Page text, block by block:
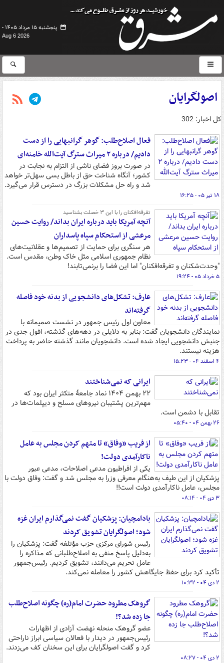
پنجشنبه ۱۵ مرداد ۱۴۰۵ -
Aug 6 2026
اصولگرایان
کل اخبار: 302
فعال اصلاح‌طلب: گوهر گرانبهایی را از دست
دادیم/ درباره ۲ میراث سترگ آیت‌الله خامنه‌ای
در صورت بروز فضای ناشی از التزام به نجابت در
کشور؛ آنگاه شناخت حق از باطل بسی سهل‌تر خواهد
شد و راه حل مشکلات بزرگ در دسترس قرار می‌گیرد.
۱۸ تیر ۰۵ - ۱۶:۲۵
تفرقه‌افکنان را با این ۳ خصلت بشناسید
آنچه آمریکا باید درباره ایران بداند/ روایت حسین
مرعشی از استحکام سپاه پاسداران
هر سنگری برای حمایت از تصمیم‌ها و عقلانیت‌های
نظام جمهوری اسلامی مثل خاک وطن، مقدس است.
"وحدت‌شکنان و تفرقه‌افکنان" اما این فضا را برنمی‌تابند!
۵ خرداد ۰۵ - ۱۹:۲۴
عارف: تشکل‌های دانشجویی از بدنه خود فاصله
گرفته‌اند
معاون اول رئیس جمهور در نشست صمیمانه با
نمایندگان دانشجویان گفت: بنابر به دلایلی در دهه‌های گذشته، افول جدی در
جنبش دانشجویی ایجاد شده است. دانشجویان مانند گذشته حاضر به پرداخت
هزینه نیستند.
۴ اسفند ۰۴ - ۱۵:۲۳
ایرانی که نمی‌شناختند
۲۲ بهمن ۱۴۰۴ نماد جامعۀ متکثر ایران بود که
مهم‌ترین پشتیبان نیروهای مسلح و دیپلمات‌ها در
تقابل با دشمن است.
۲۶ بهمن ۰۴ - ۰۵:۴۰
از فریب «وفاق» تا متهم کردن مجلس به عامل
ناکارآمدی دولت!
یکی از افراطیون مدعی اصلاحات، مدعی عبور
پزشکیان از این طیف به‌هنگام معرفی وزرا به مجلس شد و گفت: وفاق دولت با
مجلس، عامل ناکارآمدی دولت است!!
۳ دی ۰۴ - ۰۸:۱۴
بادامچیان: پزشکیان گفت نمی‌گذارم ایران غزه
شود؛ اصولگرایان تشویق کردند
رئیس شورای مرکزی حزب مؤتلفه گفت: پزشکیان را
به‌دلیل پاسخ منفی به اصلاح‌طلبانی که مذاکره را
عامل تحریم می‌دانند، تشویق کردیم. رئیس‌جمهور
تأکید کرد برای حفظ جایگاهش کشور را معامله نمی‌کند.
۲ دی ۰۴ - ۱۰:۳۲
گروهک مطرود حضرت امام(ره) چگونه اصلاح‌طلب
جا زده شد؟!
عضو گروهک منحله نهضت آزادی از اظهارات
رئیس‌جمهور در دیدار با فعالان سیاسی ابراز ناراحتی
کرد و گفت اصولگرایان برای این سخنان کف می‌زدند.
۲ دی ۰۴ - ۰۸:۲۷